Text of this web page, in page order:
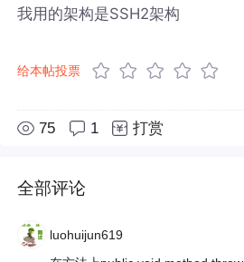
我用的架构是SSH2架构
给本帖投票
75 1 打赏
全部评论
luohuijun619